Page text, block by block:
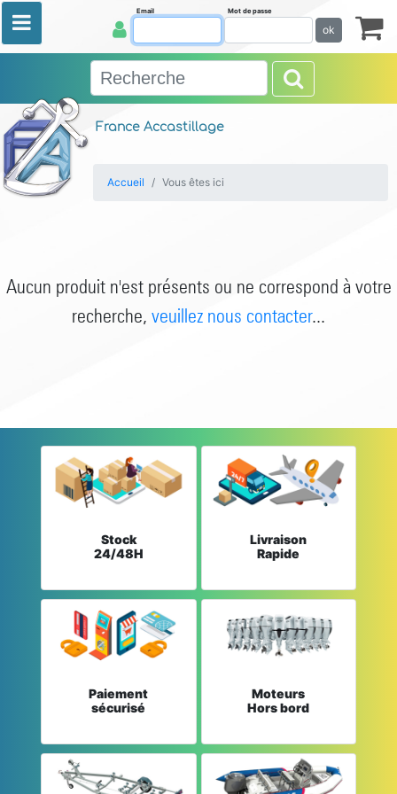
France Accastillage
Email Mot de passe
ok
Accueil Vous êtes ici
Aucun produit n'est présents ou ne correspond à votre
recherche, veuillez nous contacter...
Stock
24/48H
Livraison
Rapide
Paiement
sécurisé
Moteurs
Hors bord